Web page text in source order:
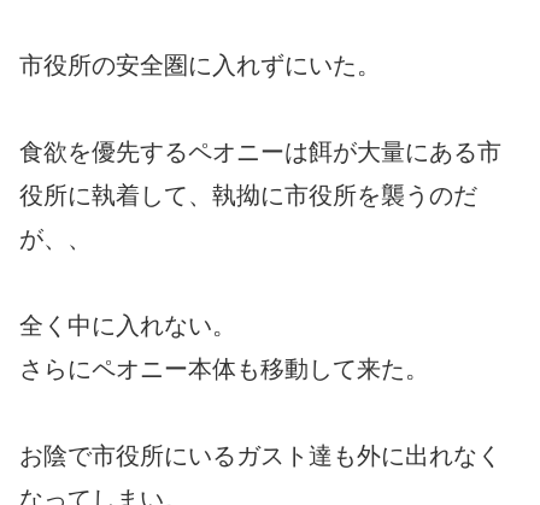
市役所の安全圏に入れずにいた。
食欲を優先するペオニーは餌が大量にある市
役所に執着して、執拗に市役所を襲うのだ
が、、
全く中に入れない。
さらにペオニー本体も移動して来た。
お陰で市役所にいるガスト達も外に出れなく
なってしまい。